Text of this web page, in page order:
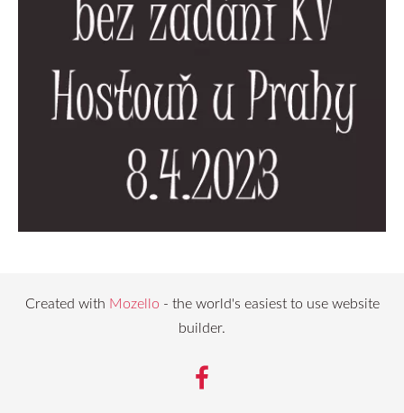
Created with Mozello - the world's easiest to use website
builder.